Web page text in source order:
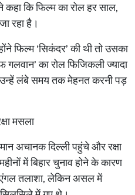
कहा कि फिल्म का रोल हर साल,
रहा है।
फिल्म ‘सिकंदर’ की थी तो उसका
का रोल फिजिकली ज्यादा
लंबे समय तक मेहनत करनी पड़
मसला
अचानक दिल्ली पहुंचे और रक्षा
में बिहार चुनाव होने के कारण
एंगल तलाशा, लेकिन असल में